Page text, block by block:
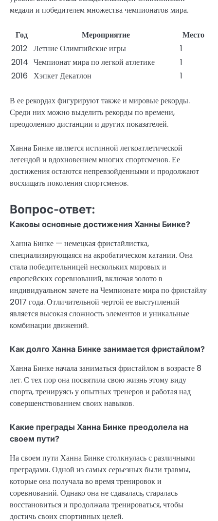
медали и победителем множества чемпионатов мира.
Год Мероприятие
Место
2012 Летние Олимпийские игры
1
2014 Чемпионат мира по легкой атлетике
1
2016 Хэпкет Декатлон 1
В ее рекордах фигурируют также и мировые рекорды.
Среди них можно выделить рекорды по времени,
преодолению дистанции и других показателей.
Ханна Бинке является истинной легкоатлетической
легендой и вдохновением многих спортсменов. Ее
достижения остаются непревзойденными и продолжают
восхищать поколения спортсменов.
Вопрос-ответ:
Каковы основные достижения Ханны Бинке?
Ханна Бинке — немецкая фристайлистка,
специализирующаяся на акробатическом катании. Она
стала победительницей нескольких мировых и
европейских соревнований, включая золото в
индивидуальном зачете на Чемпионате мира по фристайлу
2017 года. Отличительной чертой ее выступлений
является высокая сложность элементов и уникальные
комбинации движений.
Как долго Ханна Бинке занимается фристайлом?
Ханна Бинке начала заниматься фристайлом в возрасте 8
лет. С тех пор она посвятила свою жизнь этому виду
спорта, тренируясь у опытных тренеров и работая над
совершенствованием своих навыков.
Какие преграды Ханна Бинке преодолела на
своем пути?
На своем пути Ханна Бинке столкнулась с различными
преградами. Одной из самых серьезных были травмы,
которые она получала во время тренировок и
соревнований. Однако она не сдавалась, старалась
восстановиться и продолжала тренироваться, чтобы
достичь своих спортивных целей.